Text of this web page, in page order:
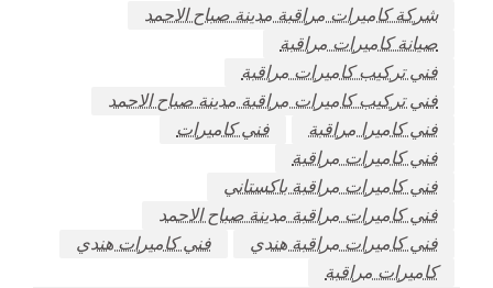
شركة كاميرات مراقبة مدينة صباح الاحمد
صيانة كاميرات مراقبة
فني تركيب كاميرات مراقبة
فني تركيب كاميرات مراقبة مدينة صباح الاحمد
فني كاميرا مراقبة
فني كاميرات
فني كاميرات مراقبة
فني كاميرات مراقبة باكستاني
فني كاميرات مراقبة مدينة صباح الاحمد
فني كاميرات مراقبة هندي
فني كاميرات هندي
كاميرات مراقبة